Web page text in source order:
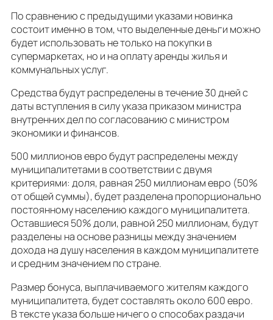
По сравнению с предыдущими указами новинка
состоит именно в том, что выделенные деньги можно
будет использовать не только на покупки в
супермаркетах, но и на оплату аренды жилья и
коммунальных услуг.
Средства будут распределены в течение 30 дней с
даты вступления в силу указа приказом министра
внутренних дел по согласованию с министром
экономики и финансов.
500 миллионов евро будут распределены между
муниципалитетами в соответствии с двумя
критериями: доля, равная 250 миллионам евро (50%
от общей суммы), будет разделена пропорционально
постоянному населению каждого муниципалитета.
Оставшиеся 50% доли, равной 250 миллионам, будут
разделены на основе разницы между значением
дохода на душу населения в каждом муниципалитете
и средним значением по стране.
Размер бонуса, выплачиваемого жителям каждого
муниципалитета, будет составлять около 600 евро.
В тексте указа больше ничего о способах раздачи